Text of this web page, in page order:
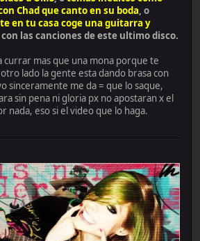
Chad que canto en su boda, o
en tu casa coge una guitarra y
con las canciones de este ultimo disco.
currar mas que una mona porque te
lado la gente esta dando brasa con
sinceramente me da = que lo saque,
sin pena ni gloria px no apostaran x el
nada, eso si el video que lo haga.